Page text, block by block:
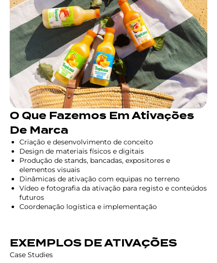
O Que Fazemos Em Ativações
De Marca
Criação e desenvolvimento de conceito
Design de materiais físicos e digitais
Produção de stands, bancadas, expositores e
elementos visuais
Dinâmicas de ativação com equipas no terreno
Vídeo e fotografia da ativação para registo e conteúdos
futuros
Coordenação logística e implementação
EXEMPLOS DE ATIVAÇÕES
Case Studies